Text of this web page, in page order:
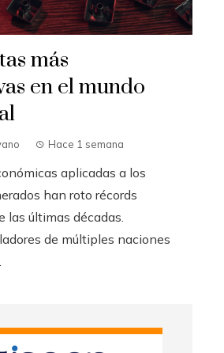
más
en el mundo
Hace 1 semana
aplicadas a los
han roto récords
las últimas décadas.
de múltiples naciones